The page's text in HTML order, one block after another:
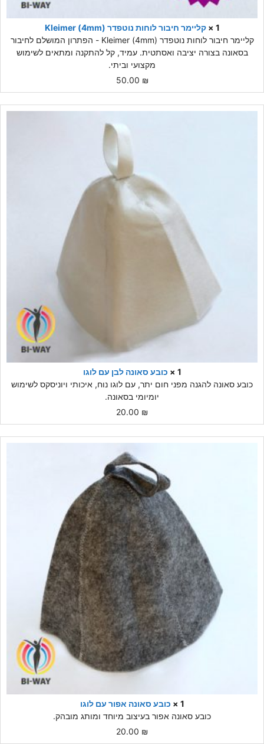
1 ×
קליימר חיבור לוחות נוטפדר (4mm) Kleimer
קליימר חיבור לוחות נוטפדר (4mm) Kleimer - הפתרון המושלם לחיבור
בסאונה בצורה יציבה ואסתטית. עמיד, קל להתקנה ומתאים לשימוש
מקצועי וביתי.
50.00 ₪
1 ×
כובע סאונה לבן עם לוגו
כובע סאונה להגנה מפני חום יתר, עם לוגו נוח, איכותי ויוניסקס לשימוש
יומיומי בסאונה.
20.00 ₪
1 ×
כובע סאונה אפור עם לוגו
כובע סאונה אפור בעיצוב מיוחד ומותג מובהק.
20.00 ₪